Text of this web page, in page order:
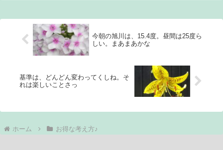
今朝の旭川は、15.4度。昼間は25度ら
しい。まあまあかな
基準は、どんどん変わってくしね。そ
れは楽しいことさっ
ホーム お得な考え方♪